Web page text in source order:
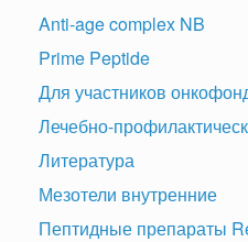
Anti-age complex NB
Prime Peptide
Для участников
Лечебно-
Литература
Мезотели внутренние
Пептидные препараты